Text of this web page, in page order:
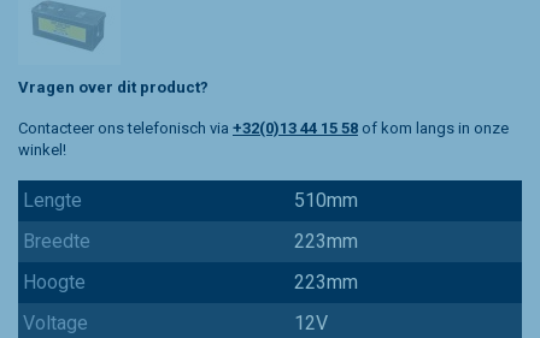
Vragen over dit product?
Contacteer ons telefonisch via +32(0)13 44 15 58 of kom langs in onze
winkel!
Lengte
510mm
Breedte
223mm
Hoogte
223mm
Voltage
12V